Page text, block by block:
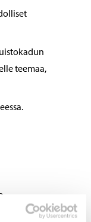
teemaa,
saatiin 139